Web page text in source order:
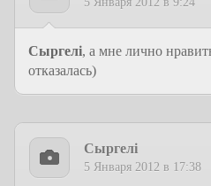
Сыргелi, а мне лично
отказалась)
Сыргелi
5 Января 2012 в 17:38